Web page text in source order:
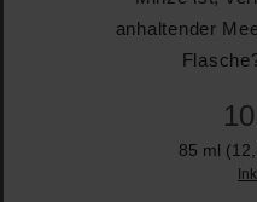
anhaltender
85 ml